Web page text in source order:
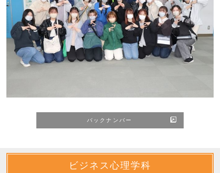
バックナンバー
ビジネス心理学科